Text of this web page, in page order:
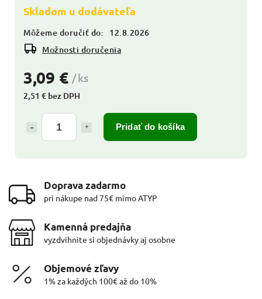
3,09 € / ks
2,51 € bez DPH
Pridať do košíka
Skladom u dodávateľa
Môžeme doručiť do:
12.8.2026
Možnosti doručenia
Doprava zadarmo
pri nákupe nad 75€ mimo ATYP
Kamenná predajňa
vyzdvihnite si objednávky aj osobne
Objemové zľavy
1% za každých 100€ až do 10%